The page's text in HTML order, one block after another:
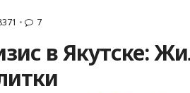
• 7
в Якутске: